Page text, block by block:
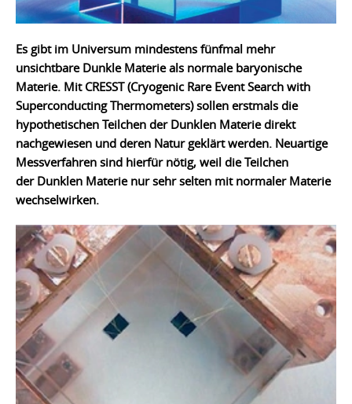
Es gibt im Universum mindestens fünfmal mehr
unsichtbare Dunkle Materie als normale baryonische
Materie. Mit CRESST (Cryogenic Rare Event Search with
Superconducting Thermometers) sollen erstmals die
hypothetischen Teilchen der Dunklen Materie direkt
nachgewiesen und deren Natur geklärt werden. Neuartige
Messverfahren sind hierfür nötig, weil die Teilchen
der Dunklen Materie nur sehr selten mit normaler Materie
wechselwirken.